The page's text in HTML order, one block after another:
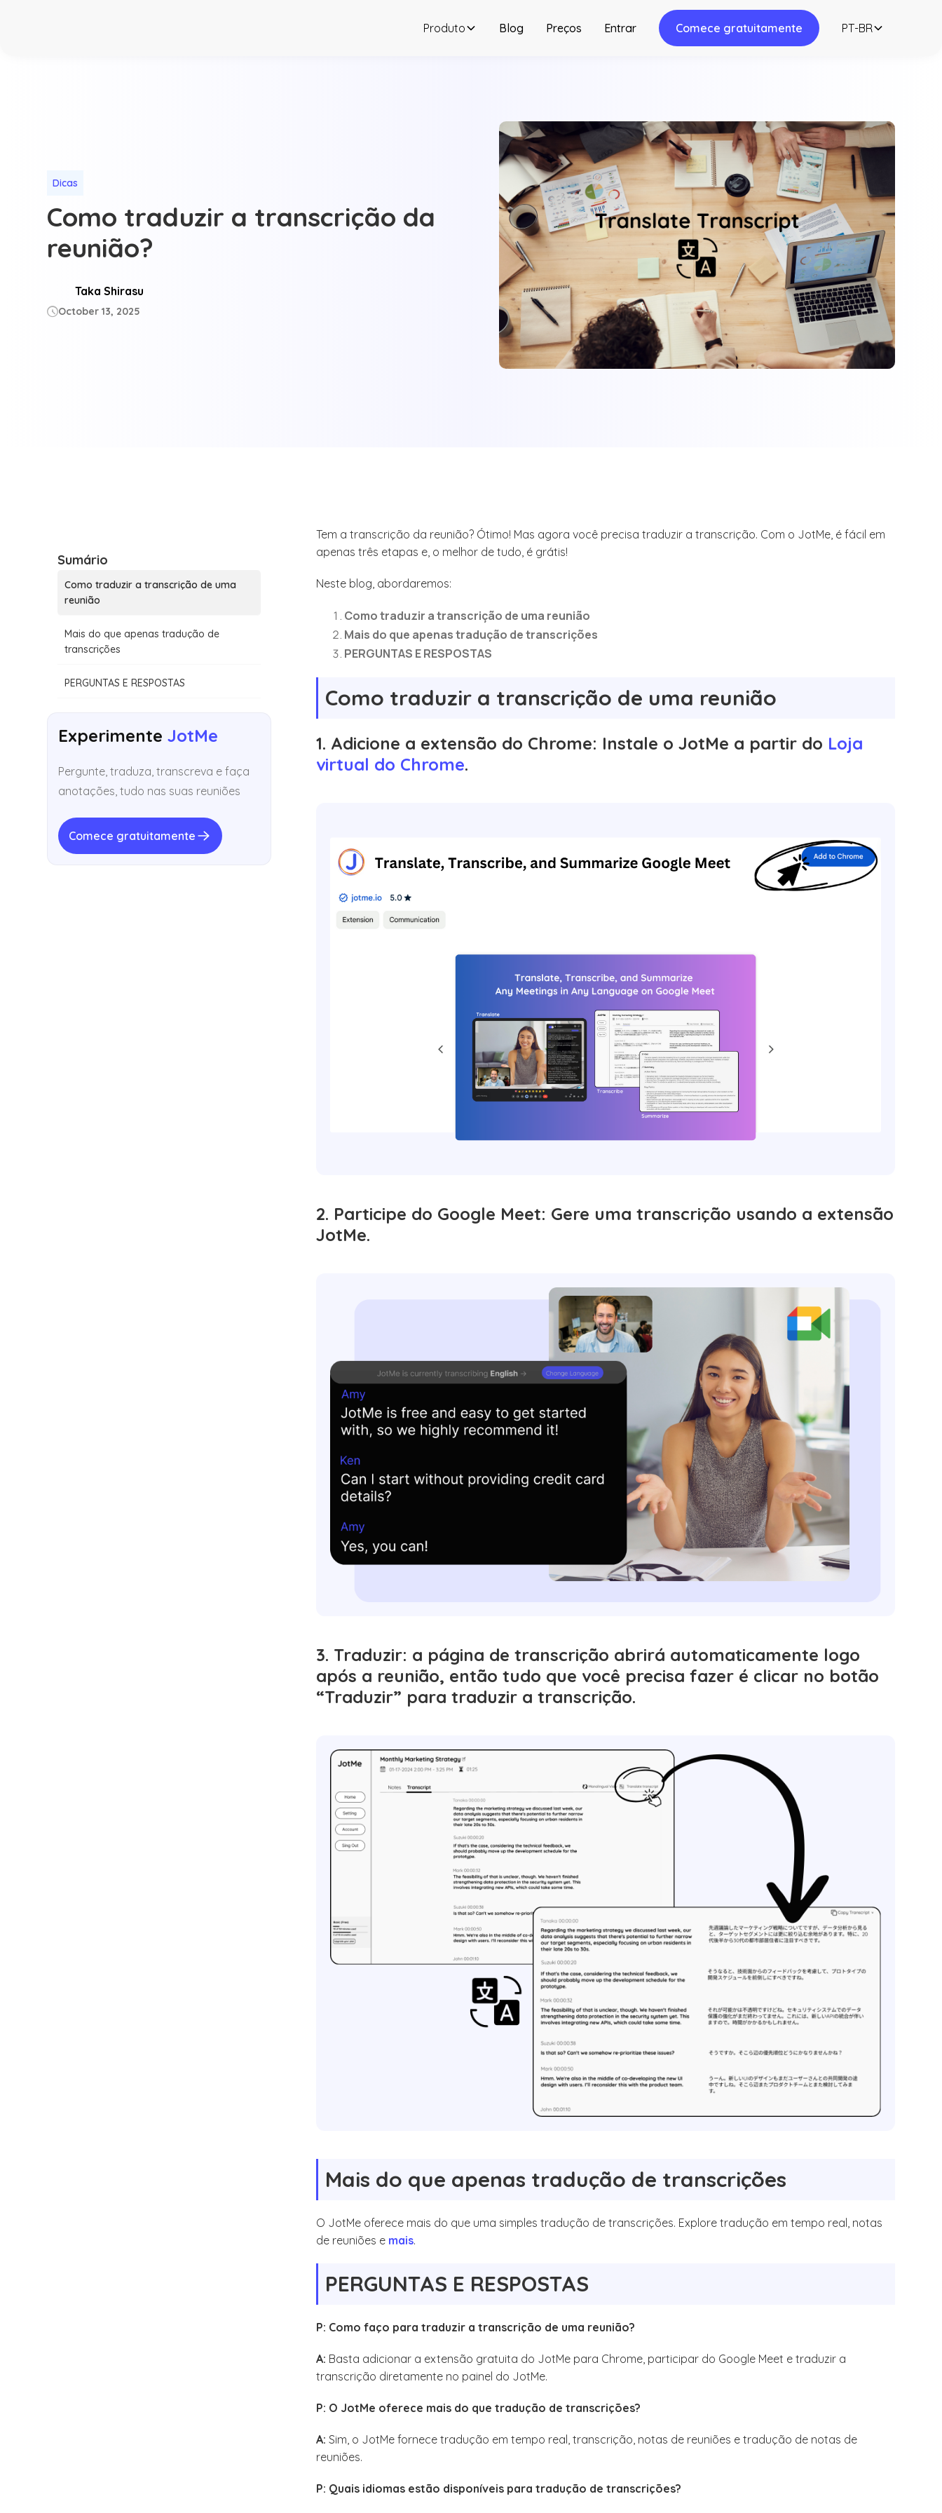
Produto Blog Preços Entrar Comece gratuitamente PT-BR
Dicas
Como traduzir a transcrição da
reunião?
Taka Shirasu
October 13, 2025
Sumário
Como traduzir a transcrição de uma
reunião
Mais do que apenas tradução de
transcrições
PERGUNTAS E RESPOSTAS
ExperimenteJotMe
Pergunte, traduza, transcreva e faça
anotações, tudo nas suas reuniões
Comece gratuitamente
Tem a transcrição da reunião? Ótimo! Mas agora você precisa traduzir a transcrição. Com o JotMe, é fácil em
apenas três etapas e, o melhor de tudo, é grátis!
Neste blog, abordaremos:
Como traduzir a transcrição de uma reunião
Mais do que apenas tradução de transcrições
PERGUNTAS E RESPOSTAS
Como traduzir a transcrição de uma reunião
1. Adicione a extensão do Chrome: Instale o JotMe a partir do Loja
virtual do Chrome.
2. Participe do Google Meet: Gere uma transcrição usando a extensão
JotMe.
3. Traduzir: a página de transcrição abrirá automaticamente logo
após a reunião, então tudo que você precisa fazer é clicar no botão
“Traduzir” para traduzir a transcrição.
Mais do que apenas tradução de transcrições
O JotMe oferece mais do que uma simples tradução de transcrições. Explore tradução em tempo real, notas
de reuniões e mais.
PERGUNTAS E RESPOSTAS
P: Como faço para traduzir a transcrição de uma reunião?
A: Basta adicionar a extensão gratuita do JotMe para Chrome, participar do Google Meet e traduzir a
transcrição diretamente no painel do JotMe.
P: O JotMe oferece mais do que tradução de transcrições?
A: Sim, o JotMe fornece tradução em tempo real, transcrição, notas de reuniões e tradução de notas de
reuniões.
P: Quais idiomas estão disponíveis para tradução de transcrições?